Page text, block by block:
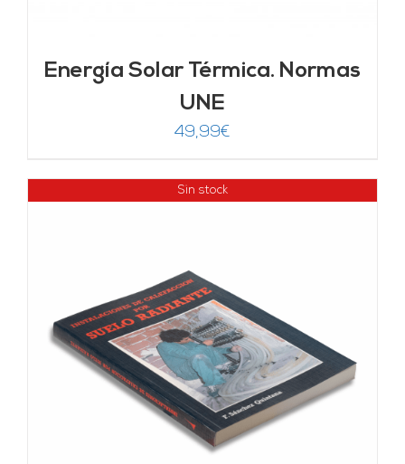
Energía Solar Térmica. Normas
UNE
49,99€
Sin stock